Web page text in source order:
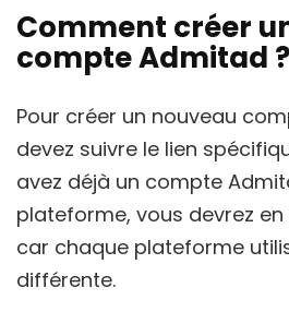
Comment créer
compte Admitad ?
Pour créer un nouveau
devez suivre le lien
avez déjà un compte
plateforme, vous devrez
car chaque plateforme
différente.